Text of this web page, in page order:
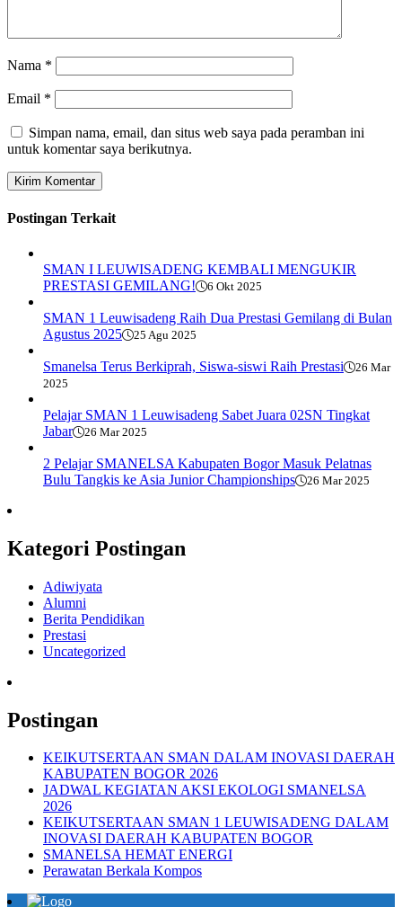
Nama *
Email *
Simpan nama, email, dan situs web saya pada peramban ini
untuk komentar saya berikutnya.
Postingan Terkait
SMAN I LEUWISADENG KEMBALI MENGUKIR
PRESTASI GEMILANG!
6 Okt 2025
SMAN 1 Leuwisadeng Raih Dua Prestasi Gemilang di Bulan
Agustus 2025
25 Agu 2025
Smanelsa Terus Berkiprah, Siswa-siswi Raih Prestasi
26 Mar
2025
Pelajar SMAN 1 Leuwisadeng Sabet Juara 02SN Tingkat
Jabar
26 Mar 2025
2 Pelajar SMANELSA Kabupaten Bogor Masuk Pelatnas
Bulu Tangkis ke Asia Junior Championships
26 Mar 2025
Kategori Postingan
Adiwiyata
Alumni
Berita Pendidikan
Prestasi
Uncategorized
Postingan
KEIKUTSERTAAN SMAN DALAM INOVASI DAERAH
KABUPATEN BOGOR 2026
JADWAL KEGIATAN AKSI EKOLOGI SMANELSA
2026
KEIKUTSERTAAN SMAN 1 LEUWISADENG DALAM
INOVASI DAERAH KABUPATEN BOGOR
SMANELSA HEMAT ENERGI
Perawatan Berkala Kompos